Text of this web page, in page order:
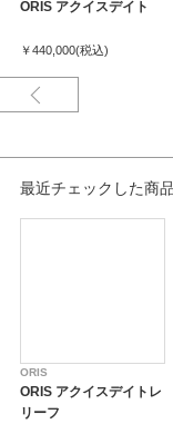
アクイス デイト レリー
ORIS アクイスデイト
￥440,000(税込)
最近チェックした商品
ORIS
ORIS アクイスデイトレ
リーフ